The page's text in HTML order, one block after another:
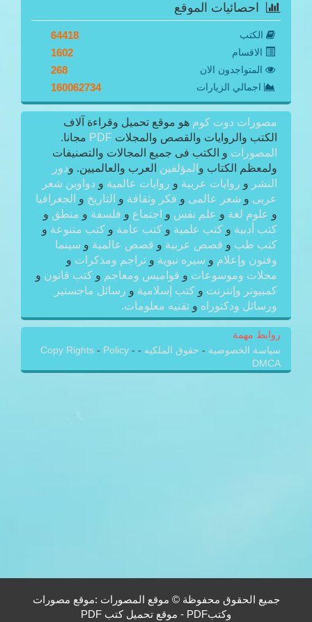
احصائيات الموقع
الكتب 64418
الاقسام 1602
المتواجدون الان 268
اجمالي الزيارات 160062734
مصورات دوت كوم هو موقع تحميل وقراءة آلاف
الكتب والروايات والقصص والمجلات PDF مجانا.
المصورات و الكتب فى جميع المجالات والتصنيفات
ولمعظم الكتاب و المؤلفين العرب والعالميين. ودور
النشر و روايات عربية و روايات عالمية و دواوين شعر
عربى و شعر عالمى و فكر وثقافة و التاريخ و الجغرافيا
و علوم لغة و علم نفس و اجتماع و فلسفة و منطق و
كتب أدبية و كتب علمية و كتب عامة و كتب متنوعة و
كتب طب و قصص عربية و قصص عالمية و سينما
وفنون وإعلام و سيره نبوية و تراجم ومذكرات و
مجلات وموسوعات و قواميس ومعاجم و كتب قانون و
كمبيوتر وإنترنت و كتب إسلامية و رسائل ماجستير
ورسائل ودكتوراه و تقنيه معلومات.
روابط مهمة
سياسة الخصوصية - حقوق الملكيه -
Copy Rights - Policy -
DMCA
جميع الحقوق محفوظة © موقع المصورات :موقع مصورات
وكتبPDF - موقع تحميل كتب PDF